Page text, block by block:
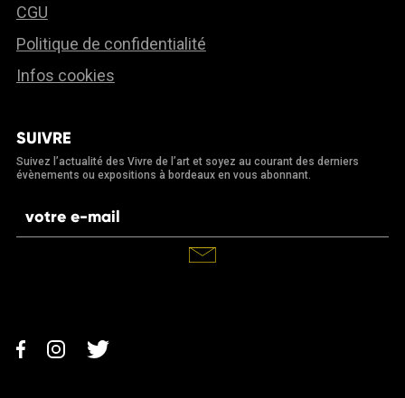
CGU
Politique de confidentialité
Infos cookies
SUIVRE
Suivez l’actualité des Vivre de l’art et soyez au courant des derniers
évènements ou expositions à bordeaux en vous abonnant.